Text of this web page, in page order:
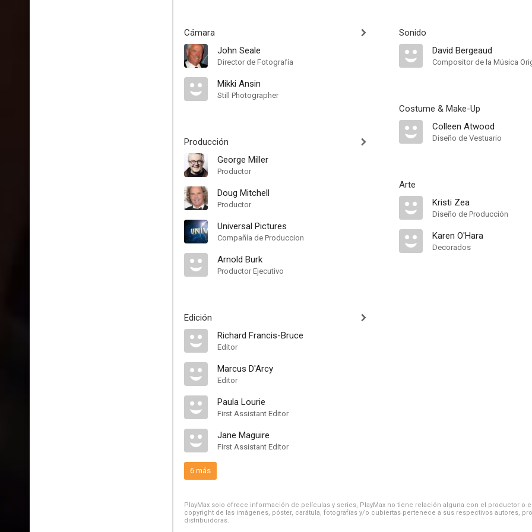
Cámara
John Seale
Director de Fotografía
Mikki Ansin
Still Photographer
Producción
George Miller
Productor
Doug Mitchell
Productor
Universal Pictures
Compañía de Produccion
Arnold Burk
Productor Ejecutivo
Edición
Richard Francis-Bruce
Editor
Marcus D'Arcy
Editor
Paula Lourie
First Assistant Editor
Jane Maguire
First Assistant Editor
6 más
Sonido
David Bergeaud
Compositor de la Música
Costume & Make-Up
Colleen Atwood
Diseño de Vestuario
Arte
Kristi Zea
Diseño de Producción
Karen O'Hara
Decorados
PlayMax solo ofrece información de películas y series, PlayMax no tiene relación alguna con el productor o
copyright de las imágenes, póster, carátula, fotografías y/o cubiertas pertenece a sus respectivos autores,
distribuidoras.